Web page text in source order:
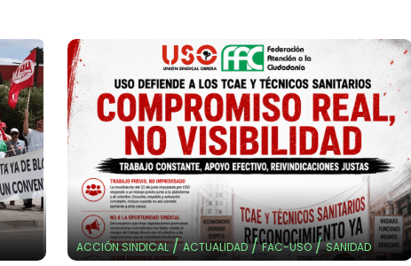
ACCIÓN SINDICAL/ACTUALIDAD/FAC-USO/SANIDAD